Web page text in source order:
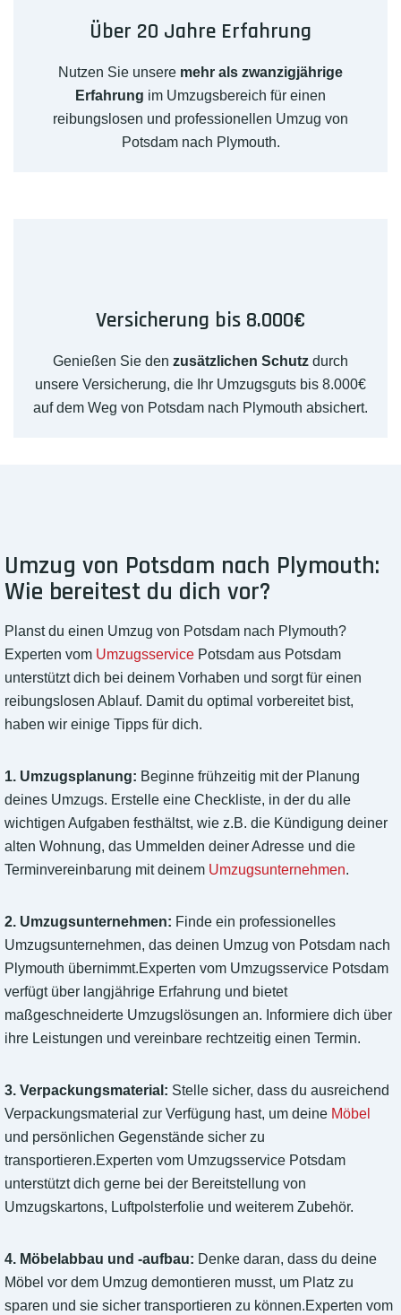
Über 20 Jahre Erfahrung
Nutzen Sie unsere mehr als zwanzigjährige
Erfahrung im Umzugsbereich für einen
reibungslosen und professionellen Umzug von
Potsdam nach Plymouth.
Versicherung bis 8.000€
Genießen Sie den zusätzlichen Schutz durch
unsere Versicherung, die Ihr Umzugsguts bis 8.000€
auf dem Weg von Potsdam nach Plymouth absichert.
Umzug von Potsdam nach Plymouth:
Wie bereitest du dich vor?
Planst du einen Umzug von Potsdam nach Plymouth?
Experten vom Umzugsservice Potsdam aus Potsdam
unterstützt dich bei deinem Vorhaben und sorgt für einen
reibungslosen Ablauf. Damit du optimal vorbereitet bist,
haben wir einige Tipps für dich.
1. Umzugsplanung: Beginne frühzeitig mit der Planung
deines Umzugs. Erstelle eine Checkliste, in der du alle
wichtigen Aufgaben festhältst, wie z.B. die Kündigung deiner
alten Wohnung, das Ummelden deiner Adresse und die
Terminvereinbarung mit deinem Umzugsunternehmen.
2. Umzugsunternehmen: Finde ein professionelles
Umzugsunternehmen, das deinen Umzug von Potsdam nach
Plymouth übernimmt.Experten vom Umzugsservice Potsdam
verfügt über langjährige Erfahrung und bietet
maßgeschneiderte Umzugslösungen an. Informiere dich über
ihre Leistungen und vereinbare rechtzeitig einen Termin.
3. Verpackungsmaterial: Stelle sicher, dass du ausreichend
Verpackungsmaterial zur Verfügung hast, um deine Möbel
und persönlichen Gegenstände sicher zu
transportieren.Experten vom Umzugsservice Potsdam
unterstützt dich gerne bei der Bereitstellung von
Umzugskartons, Luftpolsterfolie und weiterem Zubehör.
4. Möbelabbau und -aufbau: Denke daran, dass du deine
Möbel vor dem Umzug demontieren musst, um Platz zu
sparen und sie sicher transportieren zu können.Experten vom